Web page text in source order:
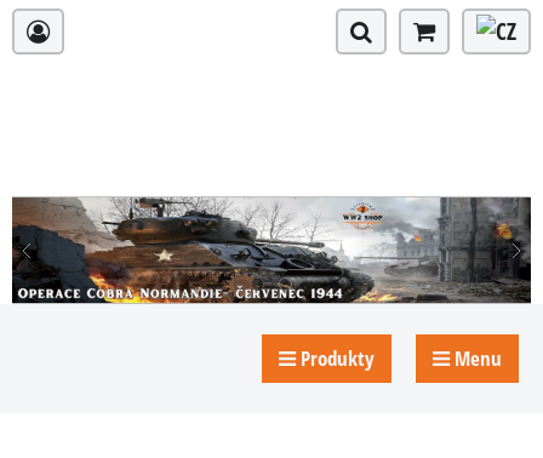
Produkty Menu